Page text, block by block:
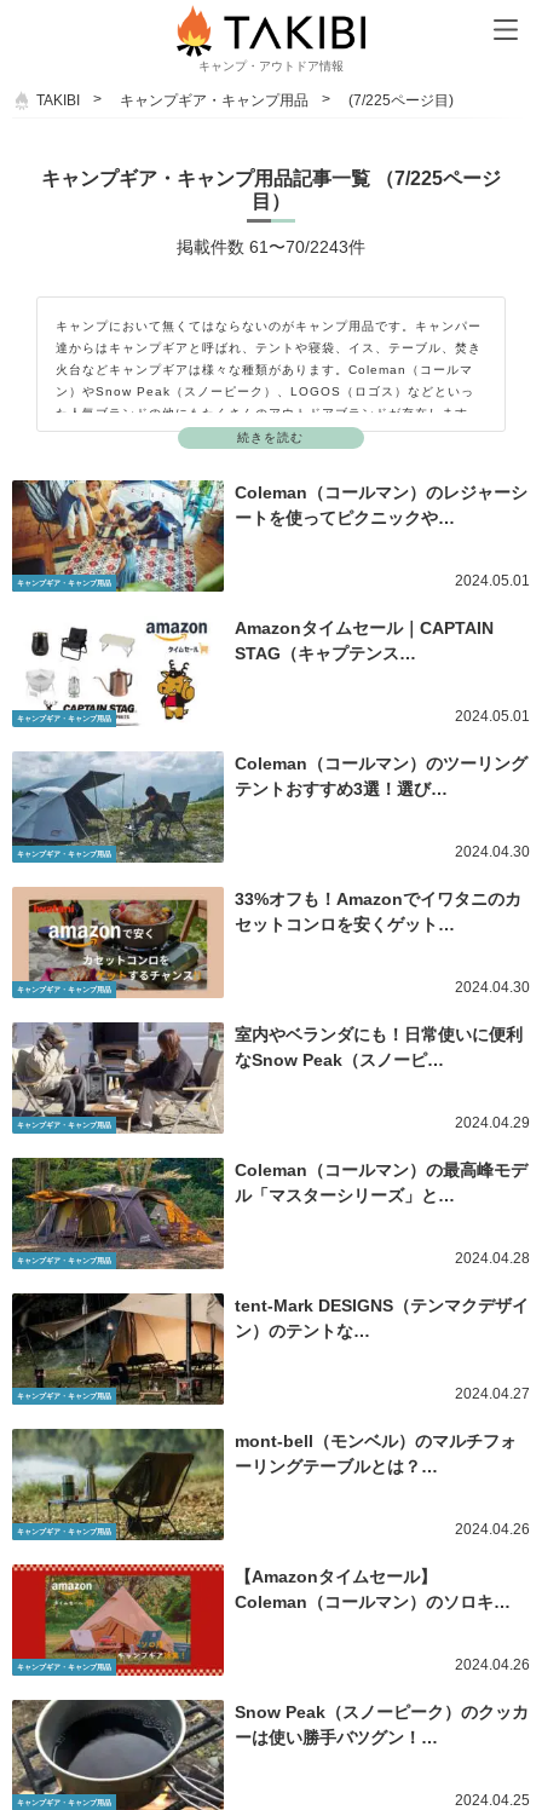
キャンプ・アウトドア情報
TAKIBI キャンプギア・キャンプ用品 (7/225ページ目)
キャンプギア・キャンプ用品記事一覧 （7/225ページ
目）
掲載件数 61〜70/2243件
続きを読む
キャンプにおいて無くてはならないのがキャンプ用品です。キャンパー
達からはキャンプギアと呼ばれ、テントや寝袋、イス、テーブル、焚き
火台などキャンプギアは様々な種類があります。Coleman（コールマ
ン）やSnow Peak（スノーピーク）、LOGOS（ロゴス）などといっ
た人気ブランドの他にもたくさんのアウトドアブランドが存在します。
最近ではキャンプ好きの方がガレージブランドを立ち上げて自分のこだ
を知れば知るほどキャンプをしたくなり、キャンプの楽しさが広がって
いきます。ここではキャンプギア（キャンプ用品）の種類やおすすめの
ポイント、使用方法などをご紹介していきます。
キャンプギア・キャンプ用品
Coleman（コールマン）のレジャーシ
ートを使ってピクニックや…
2024.05.01
キャンプギア・キャンプ用品
Amazonタイムセール｜CAPTAIN
STAG（キャプテンス…
2024.05.01
キャンプギア・キャンプ用品
Coleman（コールマン）のツーリング
テントおすすめ3選！選び…
2024.04.30
キャンプギア・キャンプ用品
33%オフも！Amazonでイワタニのカ
セットコンロを安くゲット…
2024.04.30
キャンプギア・キャンプ用品
室内やベランダにも！日常使いに便利
なSnow Peak（スノーピ…
2024.04.29
キャンプギア・キャンプ用品
Coleman（コールマン）の最高峰モデ
ル「マスターシリーズ」と…
2024.04.28
キャンプギア・キャンプ用品
tent-Mark DESIGNS（テンマクデザイ
ン）のテントな…
2024.04.27
キャンプギア・キャンプ用品
mont-bell（モンベル）のマルチフォ
ーリングテーブルとは？…
2024.04.26
キャンプギア・キャンプ用品
【Amazonタイムセール】
Coleman（コールマン）のソロキ…
2024.04.26
キャンプギア・キャンプ用品
Snow Peak（スノーピーク）のクッカ
ーは使い勝手バツグン！…
2024.04.25